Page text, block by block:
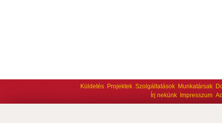
Küldetés Projektek Szolgáltatások Munkatársak
Írj nekünk
Impresszum